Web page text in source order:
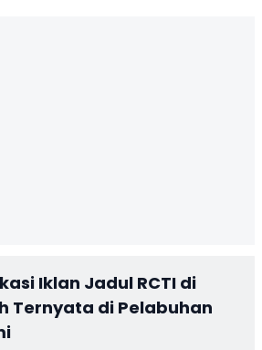
Iklan Jadul RCTI di
Ternyata di Pelabuhan